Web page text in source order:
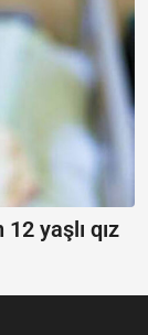
yaşlı qız